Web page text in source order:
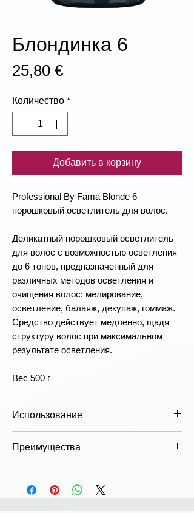
Блондинка 6
25,80 €Цена
Количество *
Добавить в корзину
Professional By Fama Blonde 6 —
порошковый осветлитель для волос.
Деликатный порошковый осветлитель
для волос с возможностью осветления
до 6 тонов, предназначенный для
различных методов осветления и
очищения волос: мелирование,
осветление, балаяж, декупаж, гоммаж.
Средство действует медленно, щадя
структуру волос при максимальном
результате осветления.
Вес 500 г
Использование
PBFC BLONDE 6 с 100 мл PBFC
соотношении [1:2] или соотношение
можно отрегулировать в
Преимущества
Действует медленно, защищая